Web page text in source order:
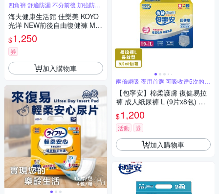
四角褲 舒適防漏 不分前後 加強防漏
褲型
海夫健康生活館 佳樂美 KOYO
光洋 NEW前後自由復健褲 M號
_18片/袋
$1,250
券
加入購物車
兩倍瞬吸 夜用首選 可吸收達5次的尿
量
【包寧安】棉柔護膚 復健易拉
褲 成人紙尿褲 L (9片x8包) 箱
購
$1,200
活動 券
加入購物車